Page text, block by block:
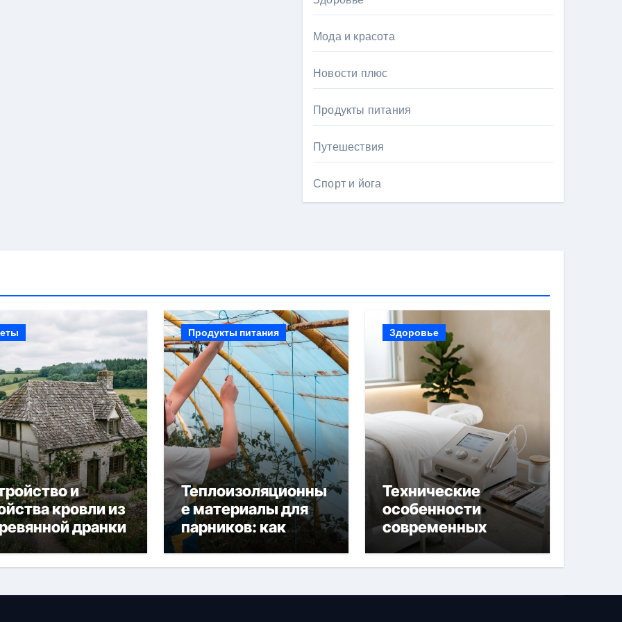
Мода и красота
Новости плюс
Продукты питания
Путешествия
Спорт и йога
и
кровли из
дранки
Продукты питания
Теплоизоляционны
е материалы для
парников: как
сохранить тепло и
получить богатый
Здоровье
Технические
особенности
современных
аппаратов для
электроэпиляции